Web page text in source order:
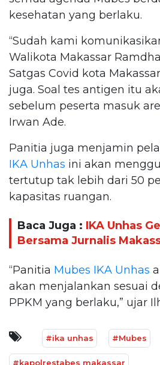
kesehatan yang berlaku.
“Sudah kami
Walikota Makassar
Satgas Covid kota
juga. Soal tes antigen itu
sebelum peserta masuk
Irwan Ade.
Panitia juga menjamin
IKA Unhas ini akan
tertutup tak lebih dari 50
kapasitas ruangan.
Baca Juga : IKA Unhas
Bersama Jurnalis
“Panitia Mubes IKA Unhas
akan menjalankan sesuai
PPKM yang berlaku,” ujar
#ika unhas #Mubes
#kapolrestabes makassar